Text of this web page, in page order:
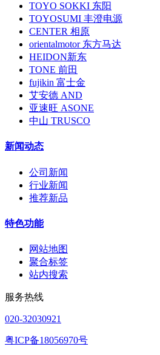
TOYO SOKKI 东阳
TOYOSUMI 丰澄电源
CENTER 相原
orientalmotor 东方马达
HEIDON新东
TONE 前田
fujikin 富士金
艾安德 AND
亚速旺 ASONE
中山 TRUSCO
新闻动态
公司新闻
行业新闻
推荐新品
特色功能
网站地图
聚合标签
站内搜索
服务热线
020-32030921
粤ICP备18056970号